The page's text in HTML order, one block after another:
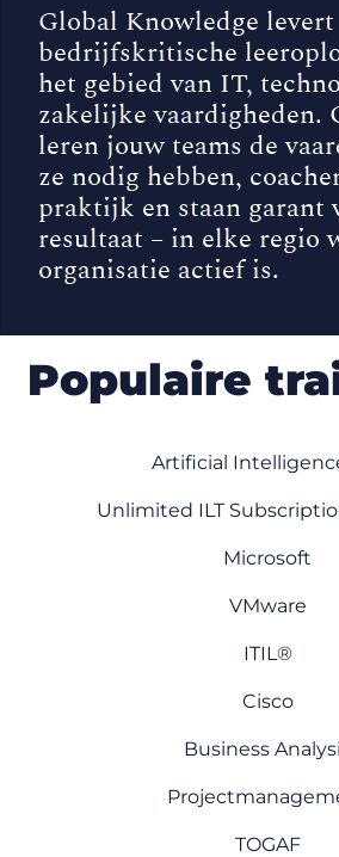
Global Knowledge levert
bedrijfskritische
het gebied van IT,
zakelijke vaardigheden.
leren jouw teams de
ze nodig hebben,
praktijk en staan garant
resultaat – in elke regio
organisatie actief is.
Populaire
Artificial
Unlimited ILT
Microsoft
VMware
ITIL®
Cisco
Business
TOGAF